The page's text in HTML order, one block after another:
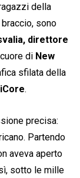
della
sono
direttore
di New
sfilata della
.
precisa:
Partendo
aveva aperto
sotto le mille